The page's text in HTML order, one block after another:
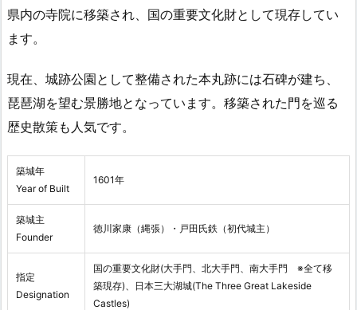
県内の寺院に移築され、国の重要文化財として現存してい
ます。
現在、城跡公園として整備された本丸跡には石碑が建ち、
琵琶湖を望む景勝地となっています。移築された門を巡る
歴史散策も人気です。
築城年
Year of Built
1601年
築城主
Founder
徳川家康（縄張）・戸田氏鉄（初代城主）
指定
Designation
国の重要文化財(大手門、北大手門、南大手門 ※全て移
築現存)、日本三大湖城(The Three Great Lakeside
Castles)